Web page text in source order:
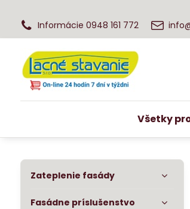
Informácie 0948 161 772
Všetky
Zateplenie fasády
Fasádne príslušenstvo